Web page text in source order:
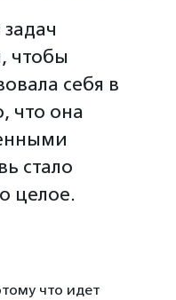
чтобы
себя в
что она
стало
целое.
что идет